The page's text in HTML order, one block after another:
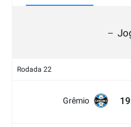
Rodada 22
Grêmio